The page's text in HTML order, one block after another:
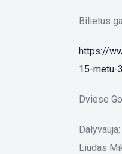
Bilietus
https://
15-metu-
Dviese
Dalyvauja:
Liudas